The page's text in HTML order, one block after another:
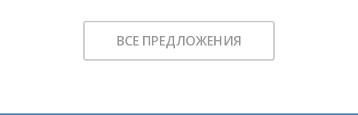
В ИЗБРАННОЕ
ВСЕ ПРЕДЛОЖЕНИЯ